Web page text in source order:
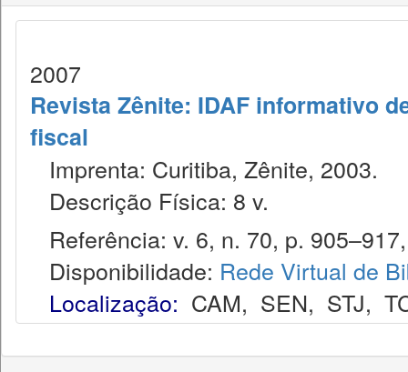
2007
Revista Zênite: IDAF informativo
fiscal
Imprenta: Curitiba, Zênite, 2003.
Descrição Física: 8 v.
Referência: v. 6, n. 70, p.
Disponibilidade: Rede Virtual de
Localização: CAM, SEN, STJ,